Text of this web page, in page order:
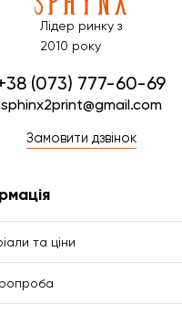
Лідер ринку з
2010 року
(073) 777-60-69
sphinx2print@gmail.com
Замовити дзвінок
та ціни